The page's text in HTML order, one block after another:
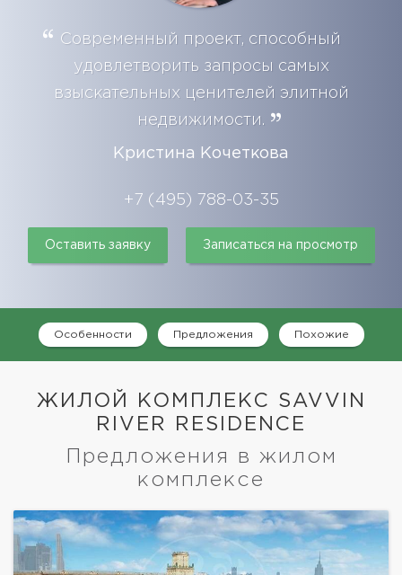
Современный проект, способный
удовлетворить запросы самых
взыскательных ценителей элитной
недвижимости.
Кристина Кочеткова
+7 (495) 788-03-35
Оставить заявку Записаться на просмотр
Особенности Предложения Похожие
ЖИЛОЙ КОМПЛЕКС SAVVIN
RIVER RESIDENCE
Предложения в жилом
комплексе